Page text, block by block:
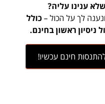
ענינו עליה?
לך על הכול –כולל
ראשון בחינם.
חינם עכשיו!